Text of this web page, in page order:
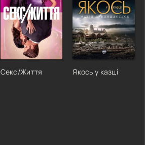
Секс/Життя Якось у казці